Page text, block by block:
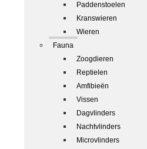
Paddenstoelen
Kranswieren
Wieren
Fauna
Zoogdieren
Reptielen
Amfibieën
Vissen
Dagvlinders
Nachtvlinders
Microvlinders